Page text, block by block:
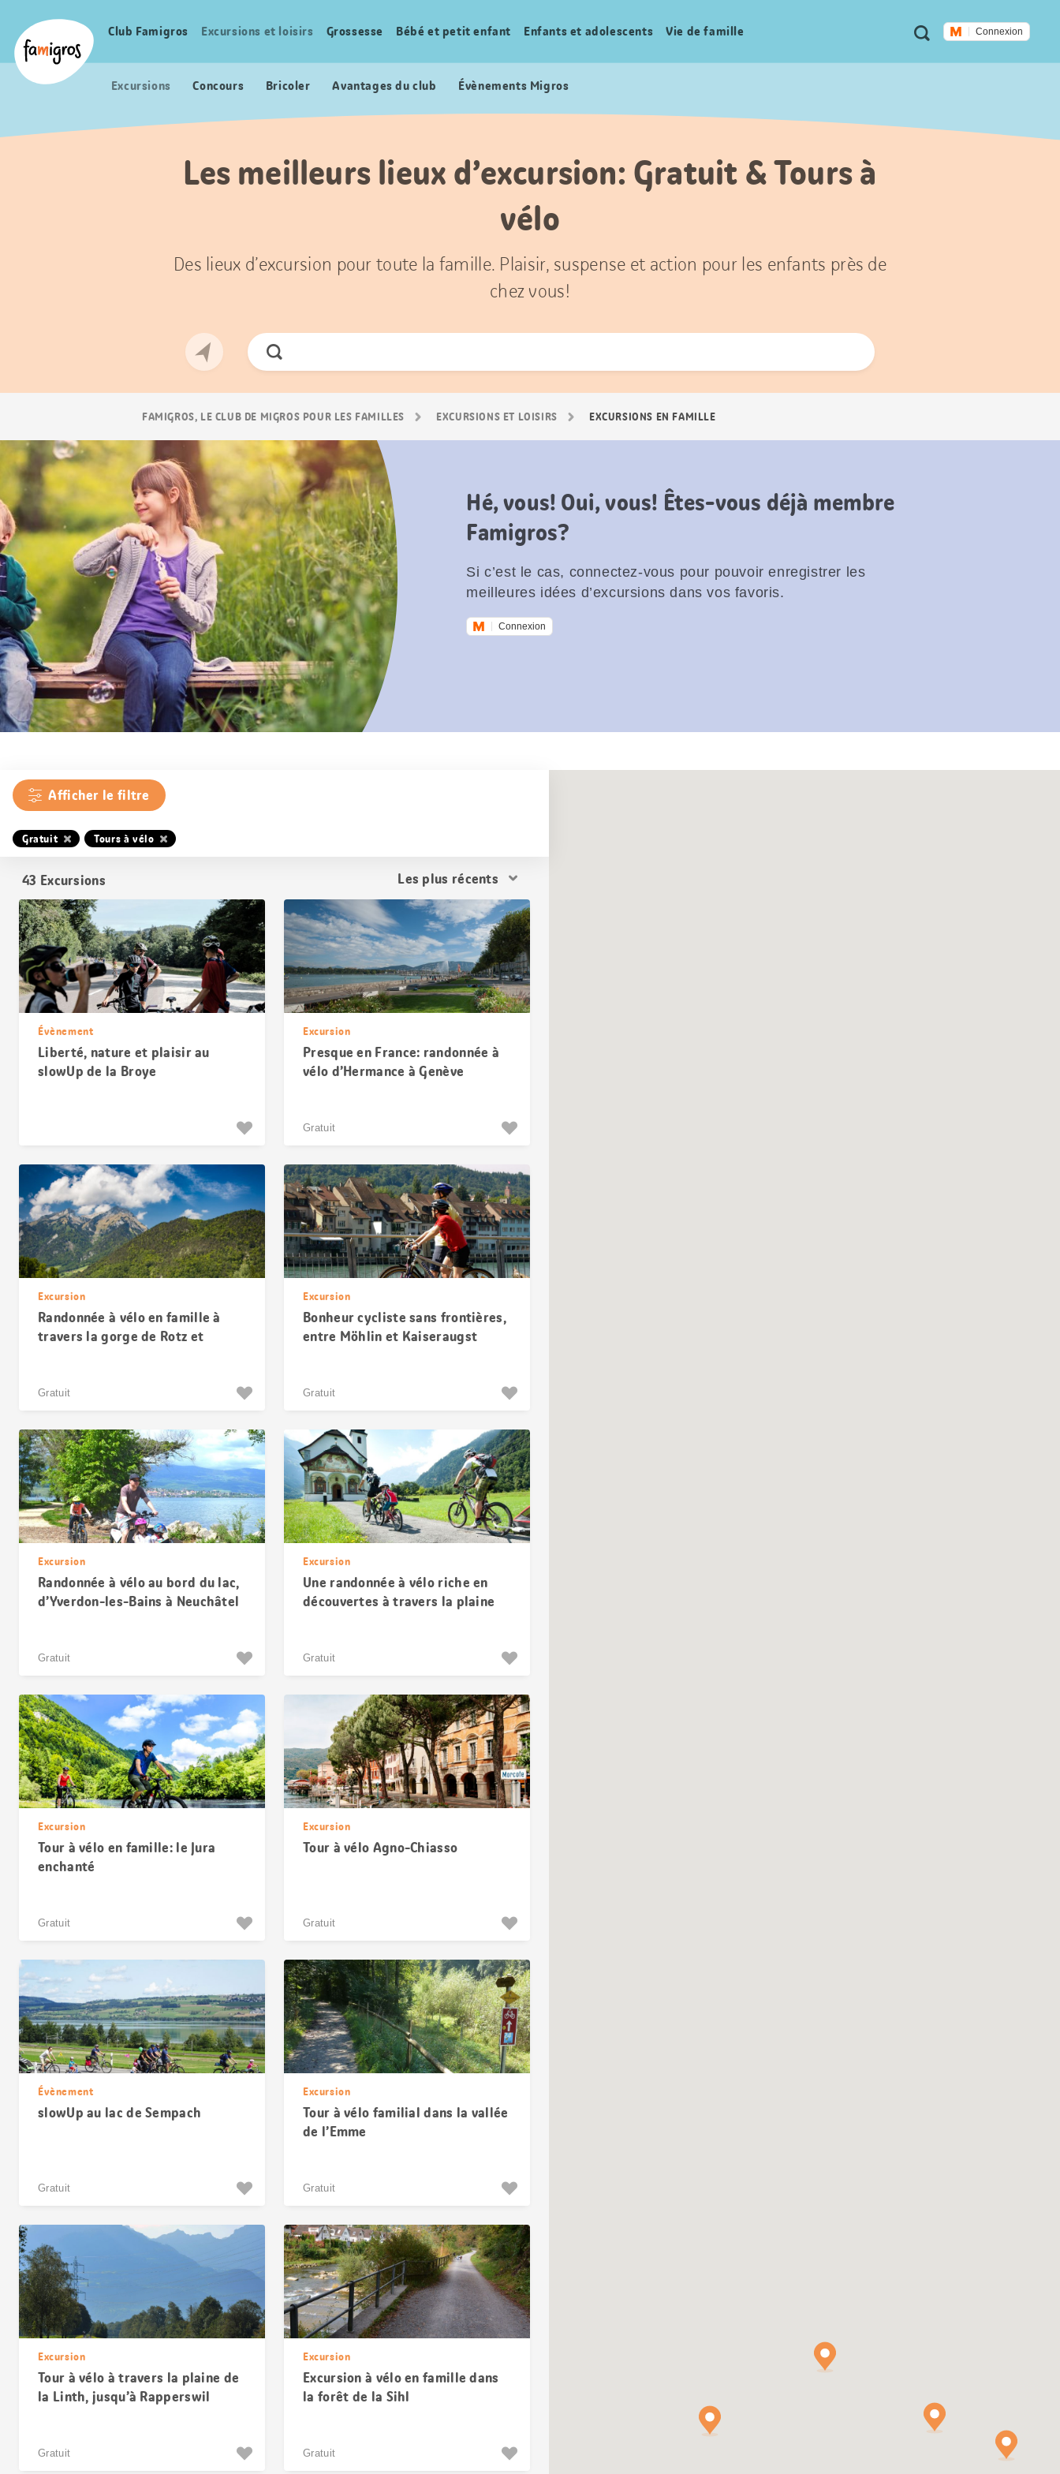
navigation
Logo
Métanavigation
RechercheConnexion
Navigation
Club Famigros Excursions et loisirs Grossesse Bébé et petit enfant Enfants et adolescents Vie de famille
Excursions Concours Bricoler Avantages du club Évènements Migros
Les meilleurs lieux d’excursion: Gratuit & Tours à
vélo
Des lieux d’excursion pour toute la famille. Plaisir, suspense et action pour les enfants près de
chez vous!
Chercher
FAMIGROS, LE CLUB DE MIGROS POUR LES FAMILLES EXCURSIONS ET LOISIRS EXCURSIONS EN FAMILLE
Hé, vous! Oui, vous! Êtes-vous déjà membre
Famigros?
Si c’est le cas, connectez-vous pour pouvoir enregistrer les
meilleures idées d’excursions dans vos favoris.
Connexion
Afficher le filtre
Gratuit Tours à vélo
43 Excursions
Trier
résultats
Évènement
Liberté, nature et plaisir au
slowUp de la Broye
Excursion
Presque en France: randonnée à
vélo d’Hermance à Genève
Gratuit
Excursion
Randonnée à vélo en famille à
travers la gorge de Rotz et
Gratuit
Excursion
Bonheur cycliste sans frontières,
entre Möhlin et Kaiseraugst
Gratuit
Excursion
Randonnée à vélo au bord du lac,
d’Yverdon-les-Bains à Neuchâtel
Gratuit
Excursion
Une randonnée à vélo riche en
découvertes à travers la plaine
Gratuit
Excursion
Tour à vélo en famille: le Jura
enchanté
Gratuit
Excursion
Tour à vélo Agno-Chiasso
Gratuit
Évènement
slowUp au lac de Sempach
Gratuit
Excursion
Tour à vélo familial dans la vallée
de l’Emme
Gratuit
Excursion
Tour à vélo à travers la plaine de
la Linth, jusqu’à Rapperswil
Gratuit
Excursion
Excursion à vélo en famille dans
la forêt de la Sihl
Gratuit